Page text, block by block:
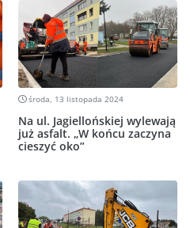
środa, 13 listopada 2024
Na ul. Jagiellońskiej wylewają
już asfalt. „W końcu zaczyna
cieszyć oko”